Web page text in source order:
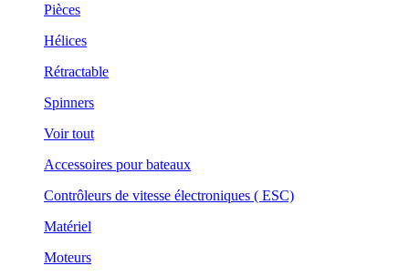
Pièces
Hélices
Rétractable
Spinners
Voir tout
Accessoires pour bateaux
Contrôleurs de vitesse électroniques ( ESC)
Matériel
Moteurs